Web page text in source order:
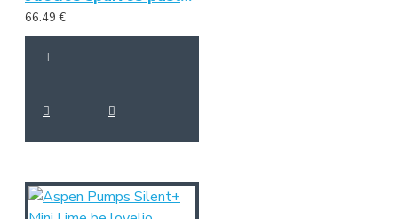
66.49 €